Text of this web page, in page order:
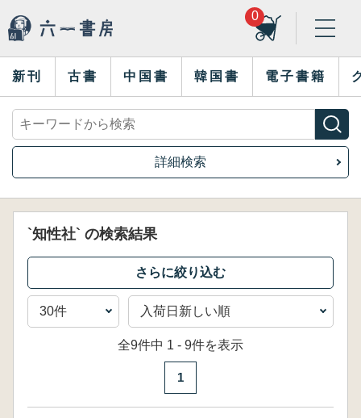
0
新刊 古書 中国書 韓国書 電子書籍
詳細検索
`知性社` の検索結果
全9件中 1 - 9件を表示
1